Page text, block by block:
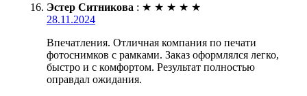
Эстер Ситникова : ★ ★ ★ ★ ★
28.11.2024
Впечатления. Отличная компания по печати
фотоснимков с рамками. Заказ оформлялся легко,
быстро и с комфортом. Результат полностью
оправдал ожидания.